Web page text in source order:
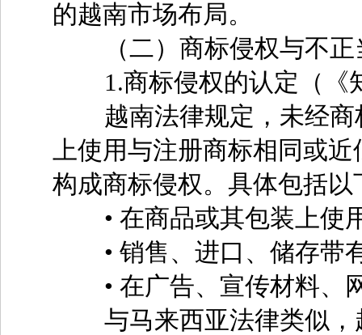
的越南市场布局。
（二）商标侵权与不正
1.商标侵权的认定（《
越南法律规定，未经商
上使用与注册商标相同或
构成商标侵权。具体包括以
• 在商品或其包装上使
• 销售、进口、储存带
• 在广告、宣传材料、
与马来西亚法律类似，